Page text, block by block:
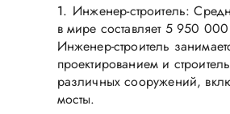
Инженер-строитель:
в мире составляет 5 950
Инженер-строитель
проектированием и
различных сооружений,
мосты.